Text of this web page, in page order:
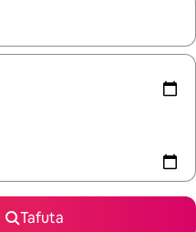
vinjari kwa kutumia
Tafuta